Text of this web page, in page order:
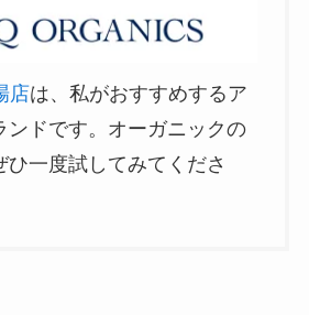
店は、私がおすすめするア
ンドです。オーガニックの
ひ一度試してみてくださ